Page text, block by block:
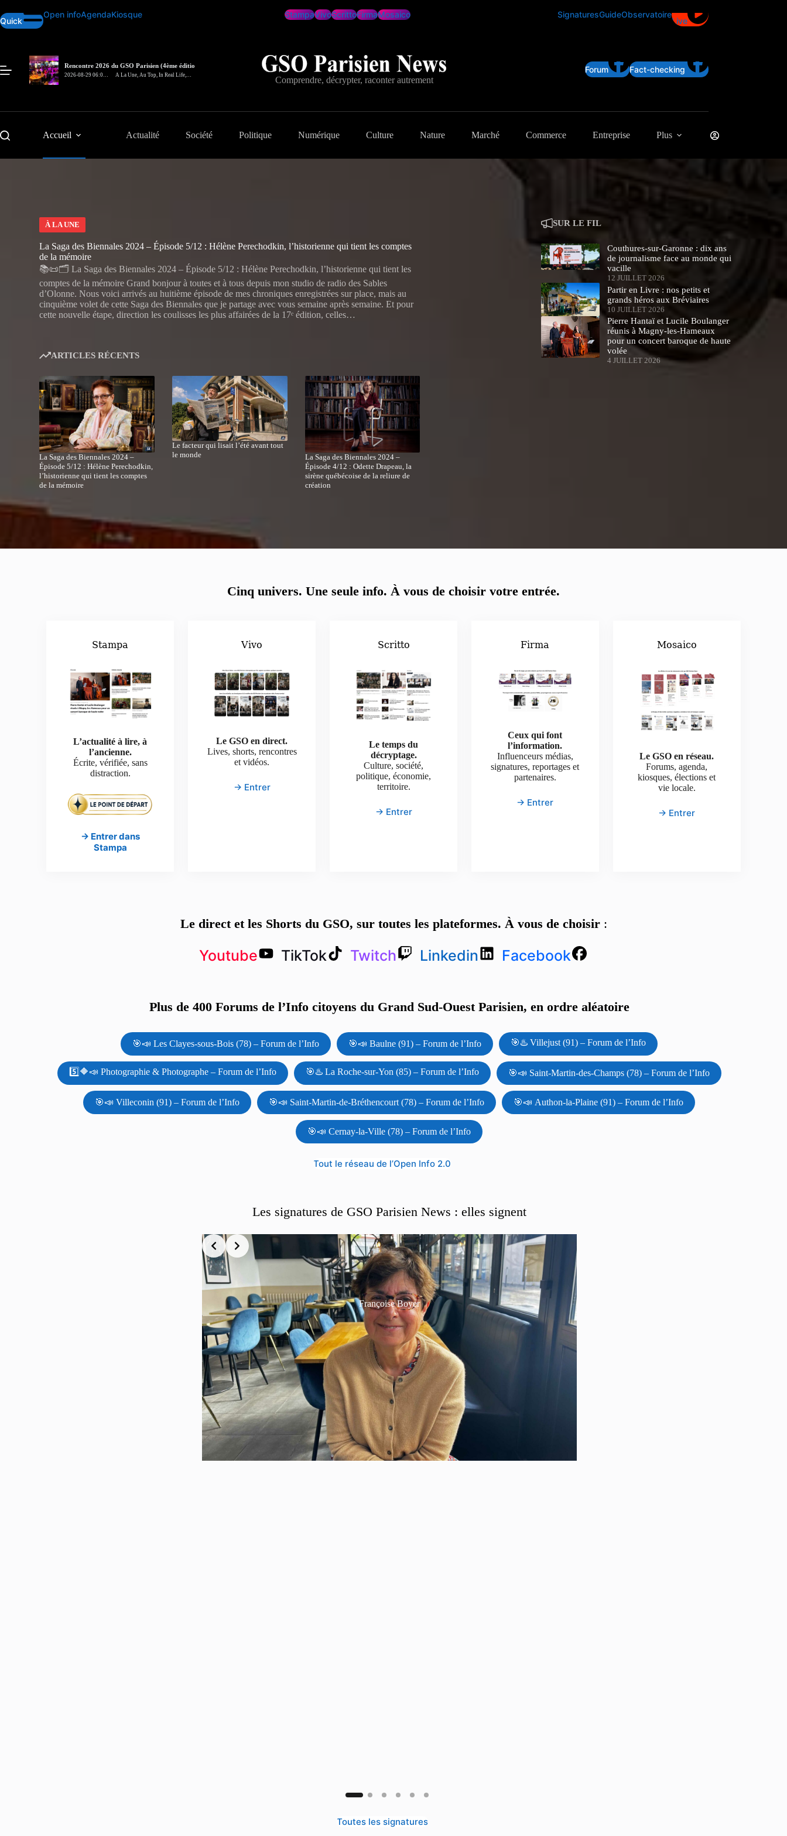
au
contenu
Quick
Open infoAgendaKiosque StampaVivoScrittoFirmaMosaico SignaturesGuideObservatoire
Live
Rencontre 2026 du GSO Parisien (4ème édition)
– In Real Life
2026-08-29 06:00
A La Une,Au Top,In Real Life,
Comprendre, décrypter, raconter autrement
Forum Fact-checking
Accueil Actualité Société Politique Numérique Culture Nature Marché Commerce Entreprise Plus
À LA UNE
La Saga des Biennales 2024 – Épisode 5/12 : Hélène Perechodkin, l’historienne qui tient les comptes
de la mémoire
📚📜🗂️ La Saga des Biennales 2024 – Épisode 5/12 : Hélène Perechodkin, l’historienne qui tient les
comptes de la mémoire Grand bonjour à toutes et à tous depuis mon studio de radio des Sables
d’Olonne. Nous voici arrivés au huitième épisode de mes chroniques enregistrées sur place, mais au
cinquième volet de cette Saga des Biennales que je partage avec vous semaine après semaine. Et pour
cette nouvelle étape, direction les coulisses les plus affairées de la 17ᵉ édition, celles…
ARTICLES RÉCENTS
La Saga des Biennales 2024 –
Épisode 5/12 : Hélène Perechodkin,
l’historienne qui tient les comptes
de la mémoire
Le facteur qui lisait l’été avant tout
le monde
La Saga des Biennales 2024 –
Épisode 4/12 : Odette Drapeau, la
sirène québécoise de la reliure de
création
SUR LE FIL
Couthures-sur-Garonne : dix ans
de journalisme face au monde qui
vacille
12 JUILLET 2026
Partir en Livre : nos petits et
grands héros aux Bréviaires
10 JUILLET 2026
Pierre Hantaï et Lucile Boulanger
réunis à Magny-les-Hameaux
pour un concert baroque de haute
volée
4 JUILLET 2026
Cinq univers. Une seule info. À vous de choisir votre entrée.
Stampa
L’actualité à lire, à
l’ancienne.
Écrite, vérifiée, sans
distraction.
→ Entrer dans
Stampa
Vivo
Le GSO en direct.
Lives, shorts, rencontres
et vidéos.
→ Entrer
Scritto
Le temps du
décryptage.
Culture, société,
politique, économie,
territoire.
→ Entrer
Firma
Ceux qui font
l’information.
Influenceurs médias,
signatures, reportages et
partenaires.
→ Entrer
Mosaico
Le GSO en réseau.
Forums, agenda,
kiosques, élections et
vie locale.
→ Entrer
Le direct et les Shorts du GSO, sur toutes les plateformes. À vous de choisir:
Youtube TikTok Twitch Linkedin Facebook
Plus de 400 Forums de l’Info citoyens du Grand Sud-Ouest Parisien, en ordre aléatoire
🎯📣 Les Clayes-sous-Bois (78) – Forum de l’Info 🎯📣 Baulne (91) – Forum de l’Info 🎯♨️ Villejust (91) – Forum de l’Info
5️⃣🔶📣 Photographie & Photographe – Forum de l’Info 🎯♨️ La Roche-sur-Yon (85) – Forum de l’Info 🎯📣 Saint-Martin-des-Champs (78) – Forum de l’Info
🎯📣 Villeconin (91) – Forum de l’Info 🎯📣 Saint-Martin-de-Bréthencourt (78) – Forum de l’Info 🎯📣 Authon-la-Plaine (91) – Forum de l’Info
🎯📣 Cernay-la-Ville (78) – Forum de l’Info
Tout le réseau de l’Open Info 2.0
Les signatures de GSO Parisien News : elles signent
Françoise Boyer
Toutes les signatures